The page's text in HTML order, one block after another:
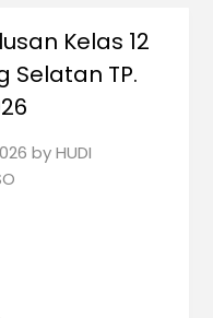
Kelas 12
Selatan TP.
byHUDI